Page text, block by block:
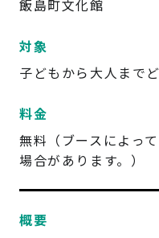
飯島町文化館
対象
子どもから大人まで
料金
無料（ブースによっ
場合があります。）
概要